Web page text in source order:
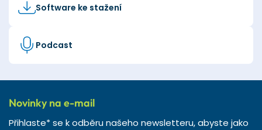
Software ke stažení
Podcast
Novinky na e-mail
Přihlaste* se k odběru našeho newsletteru, abyste jako